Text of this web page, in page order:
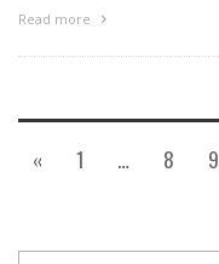
Read more
« 1 … 8 9